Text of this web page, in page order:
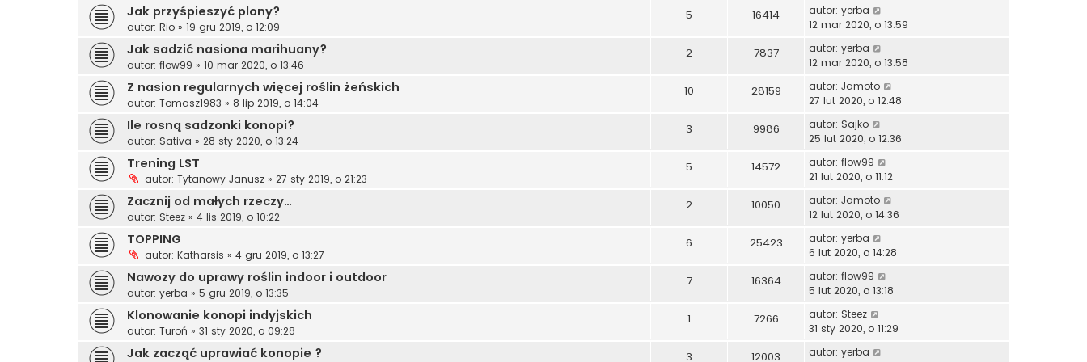
Jak przyśpieszyć plony?
autor: Rio » 19 gru 2019, o 12:09
5 16414 autor: yerba
12 mar 2020, o 13:59
Jak sadzić nasiona marihuany?
autor: flow99 » 10 mar 2020, o 13:46
2 7837 autor: yerba
12 mar 2020, o 13:58
Z nasion regularnych więcej roślin żeńskich
autor: Tomasz1983 » 8 lip 2019, o 14:04
10 28159 autor: Jamoto
27 lut 2020, o 12:48
Ile rosną sadzonki konopi?
autor: Sativa » 28 sty 2020, o 13:24
3 9986 autor: Sajko
25 lut 2020, o 12:36
Trening LST
autor: Tytanowy Janusz » 27 sty 2019, o 21:23
5 14572 autor: flow99
21 lut 2020, o 11:12
Zacznij od małych rzeczy…
autor: Steez » 4 lis 2019, o 10:22
2 10050 autor: Jamoto
12 lut 2020, o 14:36
TOPPING
autor: Katharsis » 4 gru 2019, o 13:27
6 25423 autor: yerba
6 lut 2020, o 14:28
Nawozy do uprawy roślin indoor i outdoor
autor: yerba » 5 gru 2019, o 13:35
7 16364 autor: flow99
5 lut 2020, o 13:18
Klonowanie konopi indyjskich
autor: Turoń » 31 sty 2020, o 09:28
1 7266 autor: Steez
31 sty 2020, o 11:29
Jak zacząć uprawiać konopie ? 3 12003 autor: yerba